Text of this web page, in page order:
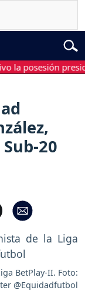
20
BetPlay-II. Foto:
@Equidadfutbol